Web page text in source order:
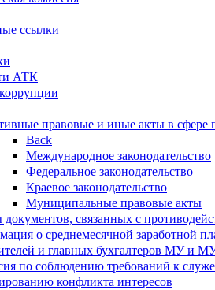
ссылки
АТК
правовые и иные акты в сфере
Back
Международное законодательство
Федеральное законодательство
Краевое законодательство
Муниципальные правовые акты
связанных с
о среднемесячной заработной
и главных бухгалтеров МУ и
по соблюдению требований к
конфликта интересов